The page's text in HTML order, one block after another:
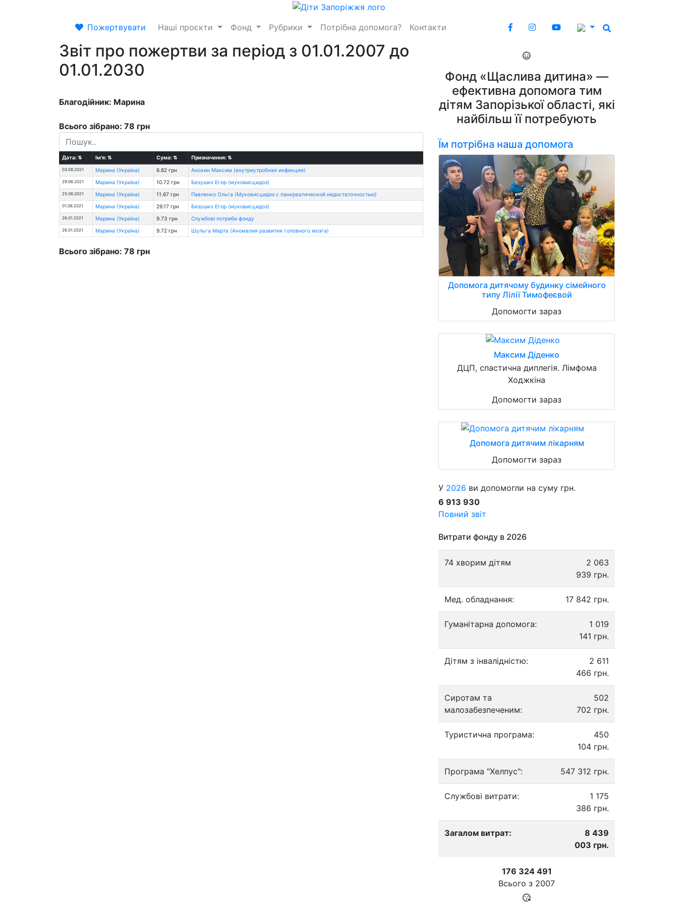
Пожертвувати Наші проєкти Фонд Рубрики Потрібна допомога? Контакти
Звіт про пожертви за період з 01.01.2007 до
01.01.2030
Благодійник: Марина
Всього зібрано: 78 грн
Дата:⇅ Ім'я:⇅ Сума:⇅ Призначення:⇅
03.08.2021 Марина (Україна) 6.82 грн Анохин Максим (внутриутробная инфекция)
29.06.2021 Марина (Україна) 10.72 грн Безушко Егор (муковисцидоз)
25.06.2021 Марина (Україна) 11.67 грн Павленко Ольга (Муковисцидоз с панкреатической недостаточностью)
01.06.2021 Марина (Україна) 29.17 грн Безушко Егор (муковисцидоз)
26.01.2021 Марина (Україна) 9.73 грн Службові потреби фонду
26.01.2021 Марина (Україна) 9.72 грн Шульга Марта (Аномалия развития головного мозга)
Всього зібрано: 78 грн
Фонд «Щаслива дитина» —
ефективна допомога тим
дітям Запорізької області, які
найбільш її потребують
Їм потрібна наша допомога
Допомога дитячому будинку сімейного
типу Лілії Тимофеєвой
Допомогти зараз
Максим Діденко
ДЦП, спастична диплегія. Лімфома
Ходжкіна
Допомогти зараз
Допомога дитячим лікарням
Допомогти зараз
У 2026 ви допомогли на суму грн.
6 913 930
Повний звіт
Витрати фонду в 2026
74 хворим дітям
2 063
939 грн.
Мед. обладнання: 17 842 грн.
Гуманітарна допомога:
1 019
141 грн.
Дітям з інвалідністю:
2 611
466 грн.
Сиротам та
малозабезпеченим:
502
702 грн.
Туристична програма:
450
104 грн.
Програма "Хелпус": 547 312 грн.
Службові витрати:
1 175
386 грн.
Загалом витрат:
8 439
003 грн.
176 324 491
Всього з 2007